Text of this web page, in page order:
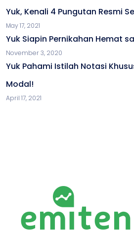
Yuk, Kenali 4 Pungutan Resmi
May 17, 2021
Yuk Siapin Pernikahan Hemat
November 3, 2020
Yuk Pahami Istilah Notasi
Modal!
April 17, 2021